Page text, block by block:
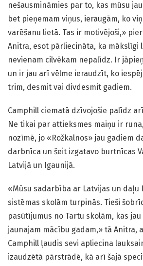
nešausmināmies par to, kas mūsu
bet pieņemam viņus, ieraugām, ko
varēšanu lietā. Tas ir motivējoši,»
Anitra, esot pārliecināta, ka mākslīgi
nevienam cilvēkam nepalīdz. Ir
un ir jau arī vēlme ieraudzīt, ko
trim, desmit vai divdesmit gadiem.
Camphill ciematā dzīvojošie palīdz
Ne tikai par attieksmes maiņu ir
nozīmē, jo «Rožkalnos» jau gadiem
darbnīca un šeit izgatavo burtnīcas
Latvijā un Igaunijā.
«Mūsu sadarbība ar Latvijas un daļu
sistēmas skolām turpinās. Tieši
pasūtījumus no Tartu skolām, kas jau
jaunajam mācību gadam,» tā Anitra,
Camphill ļaudis sevi apliecina
izaudzētā pārstrādē, kā arī šajā